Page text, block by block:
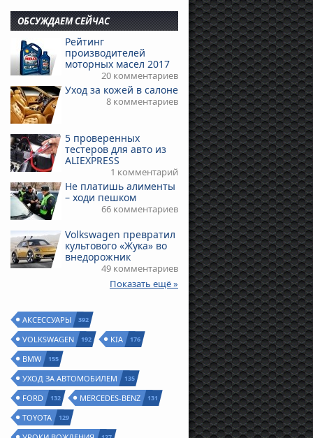
ОБСУЖДАЕМ СЕЙЧАС
Рейтинг
производителей
моторных масел 2017
20 комментариев
Уход за кожей в салоне
8 комментариев
5 проверенных
тестеров для авто из
ALIEXPRESS
1 комментарий
Не платишь алименты
– ходи пешком
66 комментариев
Volkswagen превратил
культового «Жука» во
внедорожник
49 комментариев
Показать ещё »
АКСЕССУАРЫ 392
VOLKSWAGEN 192 KIA 176
BMW 155
УХОД ЗА АВТОМОБИЛЕМ 135
FORD 132 MERCEDES-BENZ 131
TOYOTA 129